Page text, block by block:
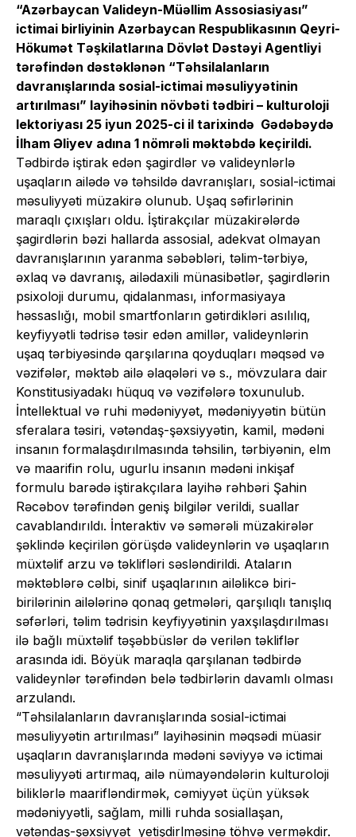
“Azərbaycan Valideyn-Müəllim Assosiasiyası”
ictimai birliyinin Azərbaycan Respublikasının Qeyri-
Hökumət Təşkilatlarına Dövlət Dəstəyi Agentliyi
tərəfindən dəstəklənən “Təhsilalanların
davranışlarında sosial-ictimai məsuliyyətinin
artırılması” layihəsinin növbəti tədbiri – kulturoloji
lektoriyası 25 iyun 2025-ci il tarixində Gədəbəydə
İlham Əliyev adına 1 nömrəli məktəbdə keçirildi.
Tədbirdə iştirak edən şagirdlər və valideynlərlə
uşaqların ailədə və təhsildə davranışları, sosial-ictimai
məsuliyyəti müzakirə olunub. Uşaq səfirlərinin
maraqlı çıxışları oldu. İştirakçılar müzakirələrdə
şagirdlərin bəzi hallarda assosial, adekvat olmayan
davranışlarının yaranma səbəbləri, təlim-tərbiyə,
əxlaq və davranış, ailədaxili münasibətlər, şagirdlərin
psixoloji durumu, qidalanması, informasiyaya
həssaslığı, mobil smartfonların gətirdikləri asılılıq,
keyfiyyətli tədrisə təsir edən amillər, valideynlərin
uşaq tərbiyəsində qarşılarına qoyduqları məqsəd və
vəzifələr, məktəb ailə əlaqələri və s., mövzulara dair
Konstitusiyadakı hüquq və vəzifələrə toxunulub.
İntellektual və ruhi mədəniyyət, mədəniyyətin bütün
sferalara təsiri, vətəndaş-şəxsiyyətin, kamil, mədəni
insanın formalaşdırılmasında təhsilin, tərbiyənin, elm
və maarifin rolu, ugurlu insanın mədəni inkişaf
formulu barədə iştirakçılara layihə rəhbəri Şahin
Rəcəbov tərəfindən geniş bilgilər verildi, suallar
cavablandırıldı. İnteraktiv və səmərəli müzakirələr
şəklində keçirilən görüşdə valideynlərin və uşaqların
müxtəlif arzu və təklifləri səsləndirildi. Ataların
məktəblərə cəlbi, sinif uşaqlarının ailəlikcə biri-
birilərinin ailələrinə qonaq getmələri, qarşılıqlı tanışlıq
səfərləri, təlim tədrisin keyfiyyətinin yaxşılaşdırılması
ilə bağlı müxtəlif təşəbbüslər də verilən təkliflər
arasında idi. Böyük maraqla qarşılanan tədbirdə
valideynlər tərəfindən belə tədbirlərin davamlı olması
arzulandı.
“Təhsilalanların davranışlarında sosial-ictimai
məsuliyyətin artırılması” layihəsinin məqsədi müasir
uşaqların davranışlarında mədəni səviyyə və ictimai
məsuliyyəti artırmaq, ailə nümayəndələrin kulturoloji
biliklərlə maarifləndirmək, cəmiyyət üçün yüksək
mədəniyyətli, sağlam, milli ruhda sosiallaşan,
vətəndaş-şəxsiyyət yetişdirlməsinə töhvə verməkdir.